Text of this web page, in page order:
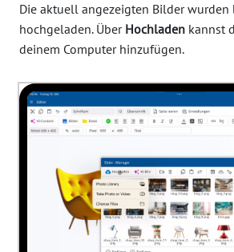
Die aktuell angezeigten Bilder wurden
hochgeladen. Über Hochladen kannst
deinem Computer hinzufügen.